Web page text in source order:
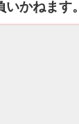
かねます。